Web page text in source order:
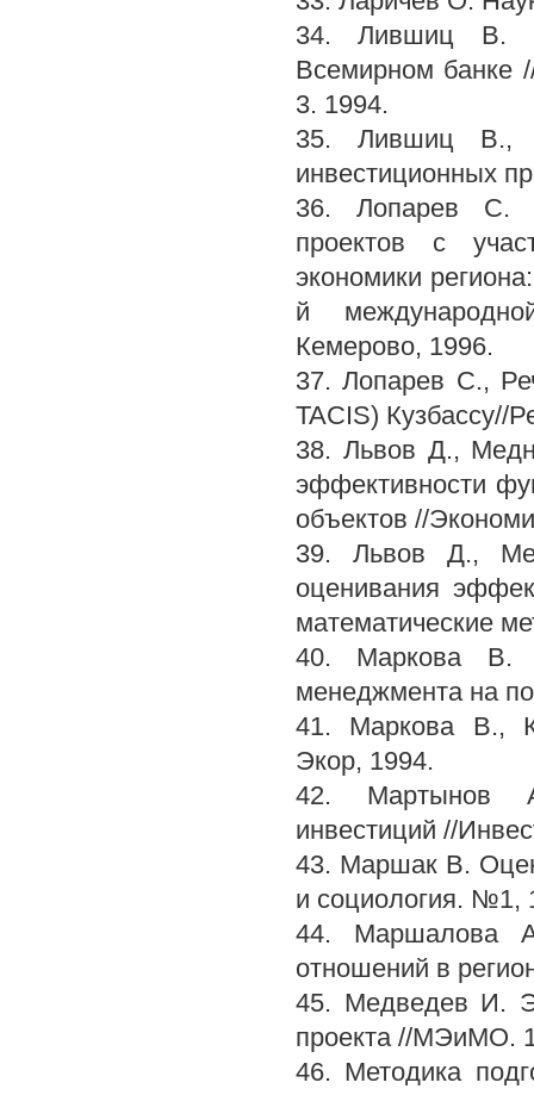
34. Лившиц В.
Всемирном банке
3. 1994.
35. Лившиц В.,
инвестиционных
36. Лопарев С.
проектов с
экономики
й
Кемерово, 1996.
37. Лопарев С.,
TACIS) Кузбассу//
38. Львов Д.,
эффективности
объектов //
39. Львов Д.,
оценивания
математические
40. Маркова В.
менеджмента на
41. Маркова В.,
Экор, 1994.
42. Мартынов
инвестиций //
43. Маршак В.
и социология. №1,
44. Маршалова
отношений в
45. Медведев И.
проекта //МЭиМО.
46. Методика